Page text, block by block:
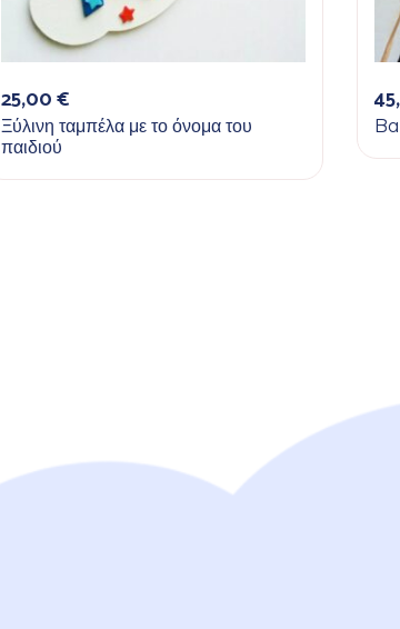
25,00€
Ξύλινη ταμπέλα με το όνομα του
παιδιού